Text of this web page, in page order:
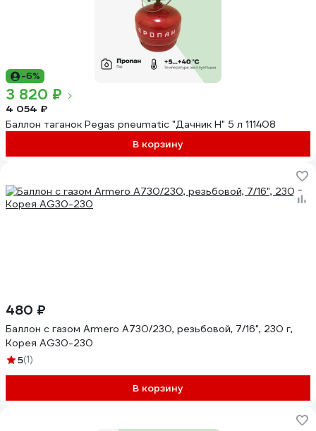
-6%
3 820 ₽
4 054 ₽
Баллон таганок Pegas pneumatic "Дачник Н" 5 л 111408
В корзину
480 ₽
Баллон с газом Armero A730/230, резьбовой, 7/16", 230 г,
Корея AG30-230
5(1)
В корзину